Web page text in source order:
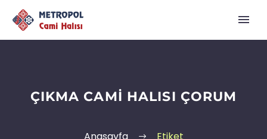
ÇIKMA CAMI HALISI ÇORUM